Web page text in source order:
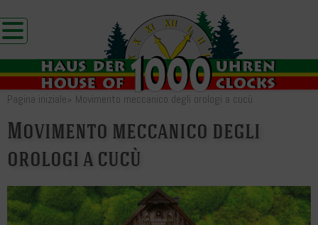
Pagina iniziale» Movimento meccanico degli orologi a cucù
Movimento meccanico degli
orologi a cucù